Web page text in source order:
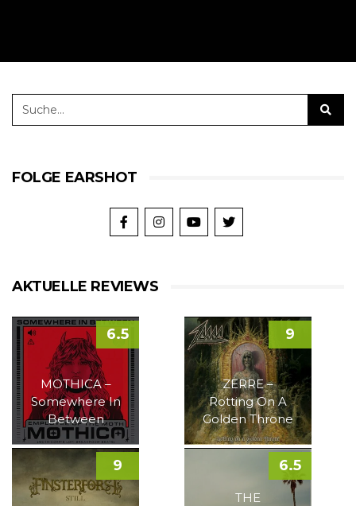
FOLGE EARSHOT
AKTUELLE REVIEWS
MOTHICA –
Somewhere In
Between
6.5
ZERRE –
Rotting On A
Golden Throne
9
9
THE
6.5